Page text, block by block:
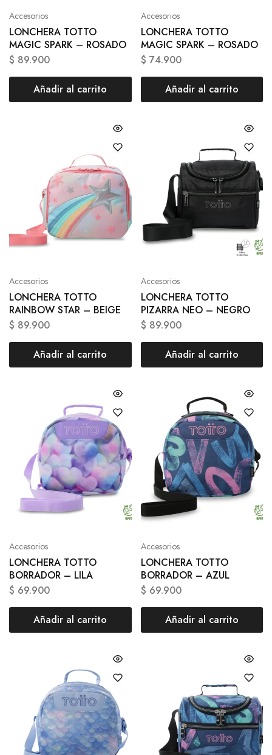
Accesorios
LONCHERA TOTTO
MAGIC SPARK – ROSADO
$ 89.900
Añadir al carrito
Accesorios
LONCHERA TOTTO
MAGIC SPARK – ROSADO
$ 74.900
Añadir al carrito
Accesorios
LONCHERA TOTTO
RAINBOW STAR – BEIGE
$ 89.900
Añadir al carrito
Accesorios
LONCHERA TOTTO
PIZARRA NEO – NEGRO
$ 89.900
Añadir al carrito
Accesorios
LONCHERA TOTTO
BORRADOR – LILA
$ 69.900
Añadir al carrito
Accesorios
LONCHERA TOTTO
BORRADOR – AZUL
$ 69.900
Añadir al carrito